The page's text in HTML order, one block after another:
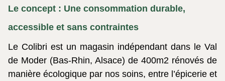
Le concept : Une consommation durable,
accessible et sans contraintes
Le Colibri est un magasin indépendant dans le Val
de Moder (Bas-Rhin, Alsace) de 400m2 rénovés de
manière écologique par nos soins, entre l’épicerie et